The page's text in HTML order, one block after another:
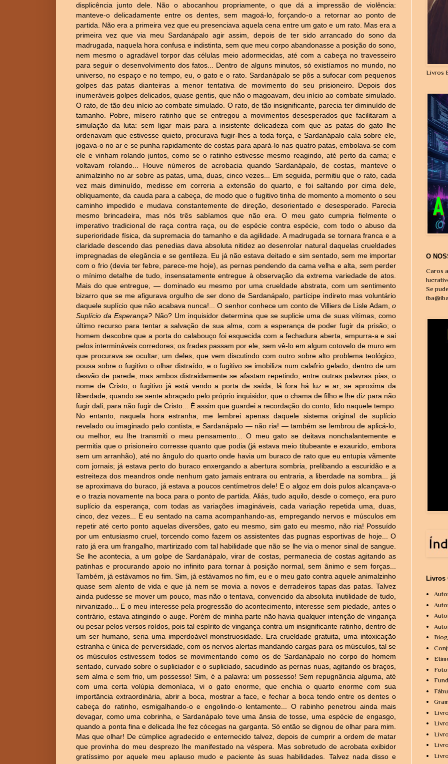
displicência junto dele. Não o abocanhou propriamente, o que dá a impressão de violência:
manteve-o delicadamente entre os dentes, sem magoá-lo, forçando-o a retornar ao ponto de
partida. Não era a primeira vez que eu presenciava aquela cena entre um gato e um rato. Mas era a
primeira vez que via meu Sardanápalo agir assim, depois de ter sido arrancado do sono da
madrugada, naquela hora confusa e indistinta, sem que meu corpo abandonasse a posição do sono,
nem mesmo o agradável torpor das células meio adormecidas, até com a cabeça no travesseiro
para seguir o desenvolvimento dos fatos... Dentro de alguns minutos, só existíamos no mundo, no
universo, no espaço e no tempo, eu, o gato e o rato. Sardanápalo se pôs a sufocar com pequenos
golpes das patas dianteiras a menor tentativa de movimento do seu prisioneiro. Depois dos
inumeráveis golpes delicados, quase gentis, que não o magoavam, deu início ao combate simulado.
O rato, de tão deu início ao combate simulado. O rato, de tão insignificante, parecia ter diminuído de
tamanho. Pobre, mísero ratinho que se entregou a movimentos desesperados que facilitaram a
simulação da luta: sem ligar mais para a insistente delicadeza com que as patas do gato lhe
ordenavam que estivesse quieto, procurava fugir-lhes a toda força, e Sardanápalo caía sobre ele,
jogava-o no ar e se punha rapidamente de costas para apará-lo nas quatro patas, embolava-se com
ele e vinham rolando juntos, como se o ratinho estivesse mesmo reagindo, até perto da cama; e
voltavam rolando... Houve números de acrobacia quando Sardanápalo, de costas, manteve o
animalzinho no ar sobre as patas, uma, duas, cinco vezes... Em seguida, permitiu que o rato, cada
vez mais diminuído, medisse em correria a extensão do quarto, e foi saltando por cima dele,
obliquamente, da cauda para a cabeça, de modo que o fugitivo tinha de momento a momento o seu
caminho impedido e mudava constantemente de direção, desorientado e desesperado. Parecia
mesmo brincadeira, mas nós três sabíamos que não era. O meu gato cumpria fielmente o
imperativo tradicional de raça contra raça, ou de espécie contra espécie, com todo o abuso da
superioridade física, da supremacia do tamanho e da agilidade. A madrugada se tornara franca e a
claridade descendo das penedias dava absoluta nitidez ao desenrolar natural daquelas crueldades
impregnadas de elegância e se gentileza. Eu já não estava deitado e sim sentado, sem me importar
com o frio (devia ter febre, parece-me hoje), as pernas pendendo da cama velha e alta, sem perder
o mínimo detalhe de tudo, insensatamente entregue à observação da extrema variedade de atos.
Mais do que entregue, — dominado eu mesmo por uma crueldade abstrata, com um sentimento
bizarro que se me afigurava orgulho de ser dono de Sardanápalo, partícipe indireto mas voluntário
daquele suplício que não acabava nunca!... O senhor conhece um conto de Villiers de Lisle Adam, o
Suplício da Esperança? Não? Um inquisidor determina que se suplicie uma de suas vítimas, como
último recurso para tentar a salvação de sua alma, com a esperança de poder fugir da prisão; o
homem descobre que a porta do calabouço foi esquecida com a fechadura aberta, empurra-a e sai
pelos intermináveis corredores; os frades passam por ele, sem vê-lo em algum cotovelo de muro em
que procurava se ocultar; um deles, que vem discutindo com outro sobre alto problema teológico,
pousa sobre o fugitivo o olhar distraído, e o fugitivo se imobiliza num calafrio gelado, dentro de um
desvão de parede; mas ambos distraidamente se afastam repetindo, entre outras palavras pias, o
nome de Cristo; o fugitivo já está vendo a porta de saída, lá fora há luz e ar; se aproxima da
liberdade, quando se sente abraçado pelo próprio inquisidor, que o chama de filho e lhe diz para não
fugir dali, para não fugir de Cristo... É assim que guardei a recordação do conto, lido naquele tempo.
No entanto, naquela hora estranha, me lembrei apenas daquele sistema original de suplício
revelado ou imaginado pelo contista, e Sardanápalo — não ria! — também se lembrou de aplicá-lo,
ou melhor, eu lhe transmiti o meu pensamento... O meu gato se deitava nonchalantemente e
permitia que o prisioneiro corresse quanto que podia (já estava meio titubeante e exaurido, embora
sem um arranhão), até no ângulo do quarto onde havia um buraco de rato que eu entupia vãmente
com jornais; já estava perto do buraco enxergando a abertura sombria, prelibando a escuridão e a
estreiteza dos meandros onde nenhum gato jamais entrara ou entraria, a liberdade na sombra... já
se aproximava do buraco, já estava a poucos centímetros dele! E o algoz em dois pulos alcançava-o
e o trazia novamente na boca para o ponto de partida. Aliás, tudo aquilo, desde o começo, era puro
suplício da esperança, com todas as variações imagináveis, cada variação repetida uma, duas,
cinco, dez vezes... E eu sentado na cama acompanhando-as, empregando nervos e músculos em
repetir até certo ponto aquelas diversões, gato eu mesmo, sim gato eu mesmo, não ria! Possuído
por um entusiasmo cruel, torcendo como fazem os assistentes das pugnas esportivas de hoje... O
rato já era um frangalho, martirizado com tal habilidade que não se lhe via o menor sinal de sangue.
Se lhe acontecia, a um golpe de Sardanápalo, virar de costas, permanecia de costas agitando as
patinhas e procurando apoio no infinito para tornar à posição normal, sem ânimo e sem forças...
Também, já estávamos no fim. Sim, já estávamos no fim, eu e o meu gato contra aquele animalzinho
quase sem alento de vida e que já nem se movia a novos e derradeiros tapas das patas. Talvez
ainda pudesse se mover um pouco, mas não o tentava, convencido da absoluta inutilidade de tudo,
nirvanizado... E o meu interesse pela progressão do acontecimento, interesse sem piedade, antes o
contrário, estava atingindo o auge. Porém de minha parte não havia qualquer intenção de vingança
ou pesar pelos versos roídos, pois tal espírito de vingança contra um insignificante ratinho, dentro de
um ser humano, seria uma imperdoável monstruosidade. Era crueldade gratuita, uma intoxicação
estranha e única de perversidade, com os nervos alertas mandando cargas para os músculos, tal se
os músculos estivessem todos se movimentando como os de Sardanápalo no corpo do homem
sentado, curvado sobre o supliciador e o supliciado, sacudindo as pernas nuas, agitando os braços,
sem alma e sem frio, um possesso! Sim, é a palavra: um possesso! Sem repugnância alguma, até
com uma certa volúpia demoníaca, vi o gato enorme, que enchia o quarto enorme com sua
importância extraordinária, abrir a boca, mostrar a face, e fechar a boca tendo entre os dentes o
cabeça do ratinho, esmigalhando-o e engolindo-o lentamente... O rabinho penetrou ainda mais
devagar, como uma cobrinha, e Sardanápalo teve uma ânsia de tosse, uma espécie de engasgo,
quando a ponta fina e delicada lhe fez cócegas na garganta. Só então se dignou de olhar para mim.
Mas que olhar! De cúmplice agradecido e enternecido talvez, depois de cumprir a ordem de matar
que provinha do meu desprezo lhe manifestado na véspera. Mas sobretudo de acrobata exibidor
gratíssimo por aquele meu aplauso mudo e paciente às suas habilidades. Talvez nada disso e
Livros
O
Caros
Se
Livros